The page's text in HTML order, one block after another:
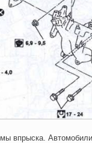
впрыска.